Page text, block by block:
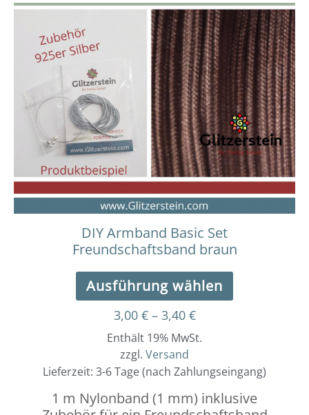
DIY Armband Basic Set
Freundschaftsband braun
Ausführung wählen
Dieses
Produkt
weist
mehrere
Varianten
auf.
Die
Optionen
können
auf
der
3,00 € – 3,40 €
Preisspanne:
3,00 €
bis
3,40 €
Enthält 19% MwSt.
zzgl. Versand
Lieferzeit: 3-6 Tage (nach Zahlungseingang)
1 m Nylonband (1 mm) inklusive